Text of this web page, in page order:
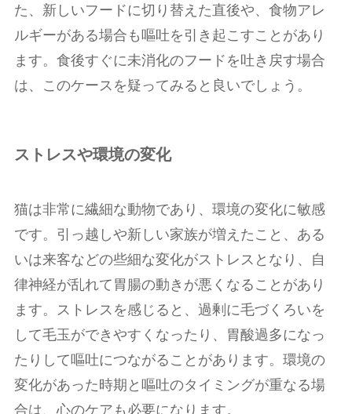
た、新しいフードに切り替えた直後や、食物アレ
ルギーがある場合も嘔吐を引き起こすことがあり
ます。食後すぐに未消化のフードを吐き戻す場合
は、このケースを疑ってみると良いでしょう。
ストレスや環境の変化
猫は非常に繊細な動物であり、環境の変化に敏感
です。引っ越しや新しい家族が増えたこと、ある
いは来客などの些細な変化がストレスとなり、自
律神経が乱れて胃腸の動きが悪くなることがあり
ます。ストレスを感じると、過剰に毛づくろいを
して毛玉ができやすくなったり、胃酸過多になっ
たりして嘔吐につながることがあります。環境の
変化があった時期と嘔吐のタイミングが重なる場
合は、心のケアも必要になります。